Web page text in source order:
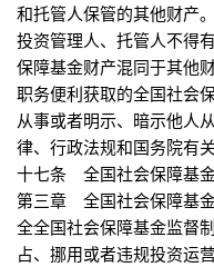
和托管人保管的其他财
投资管理人、托管人不
保障基金财产混同于其
职务便利获取的全国社会
从事或者明示、暗示他
律、行政法规和国务院
十七条 全国社会保障
第三章 全国社会保障
全全国社会保障基金监
占、挪用或者违规投资